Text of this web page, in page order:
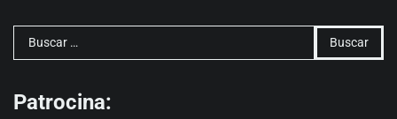
Buscar:
Patrocina: